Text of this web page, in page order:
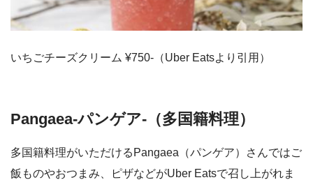
いちごチーズクリーム ¥750-（Uber Eatsより引用）
Pangaea-パンゲア-（多国籍料理）
多国籍料理がいただけるPangaea（パンゲア）さんではご
飯ものやおつまみ、ピザなどがUber Eatsで召し上がれま